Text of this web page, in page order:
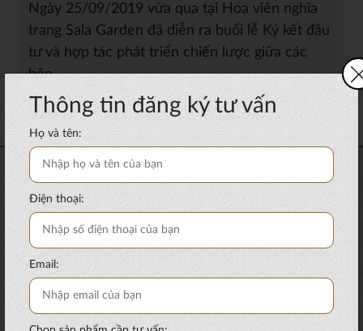
Ngày 25/09/2019 vừa qua tại Hoa viên nghĩa
trang Sala Garden đã diễn ra buổi lễ Ký kết đầu
tư và hợp tác phát triển chiến lược giữa các
bên....
Xem thêm
Thông tin đăng ký tư vấn
Họ và tên:
Điện thoại:
Email: